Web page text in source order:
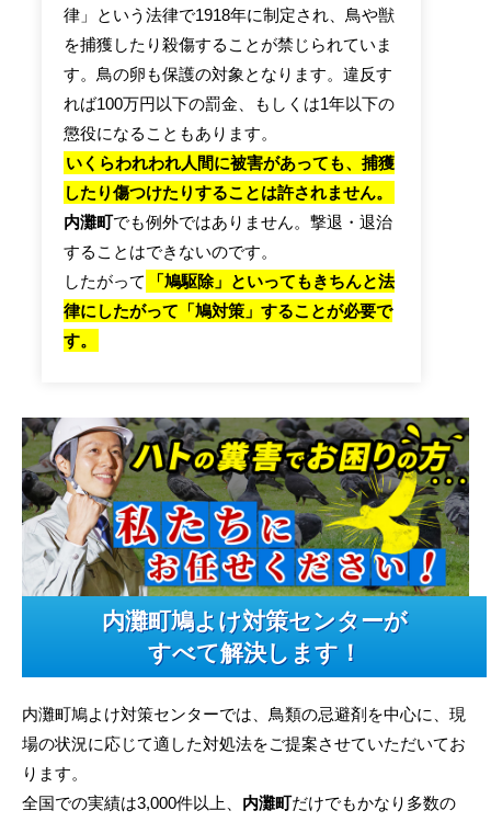
律」という法律で1918年に制定され、鳥や獣
を捕獲したり殺傷することが禁じられていま
す。鳥の卵も保護の対象となります。違反す
れば100万円以下の罰金、もしくは1年以下の
懲役になることもあります。
いくらわれわれ人間に被害があっても、捕獲
したり傷つけたりすることは許されません。
内灘町でも例外ではありません。撃退・退治
することはできないのです。
したがって
「鳩駆除」といってもきちんと法
律にしたがって「鳩対策」することが必要で
す。
内灘町鳩よけ対策センターが
すべて解決します！
内灘町鳩よけ対策センターでは、鳥類の忌避剤を中心に、現
場の状況に応じて適した対処法をご提案させていただいてお
ります。
全国での実績は3,000件以上、 内灘町だけでもかなり多数の